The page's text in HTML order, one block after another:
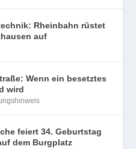
Rheinbahn rüstet
auf
Wenn ein besetztes
wird
feiert 34. Geburtstag
dem Burgplatz